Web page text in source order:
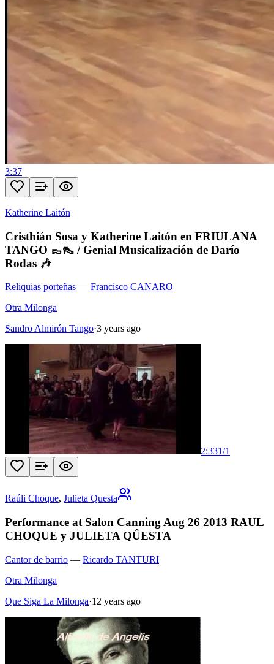
3:37
Katherine Laitón
Cristhián Sosa y Katherine Laitón en FRIULANA
TANGO 👞👠 / Genial Musicalización de Darío
Rodas 🎶
Reliquias porteñas — Francisco CANARO
Otra Milonga
Sandro Almirón Tango·3 years ago
2:331/1
Raúli Choque, Julieta Questa
Performance at Salon Canning Aug 26 2013 RAUL
CHOQUE y JULIETA QÛESTA
Cantor de barrio — Ricardo TANTURI
Otra Milonga
Que Siga La Milonga·12 years ago